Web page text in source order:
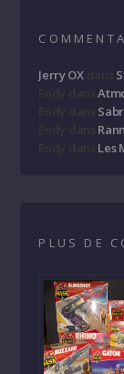
Jerry OXdans
dans
Les
PLUS DE